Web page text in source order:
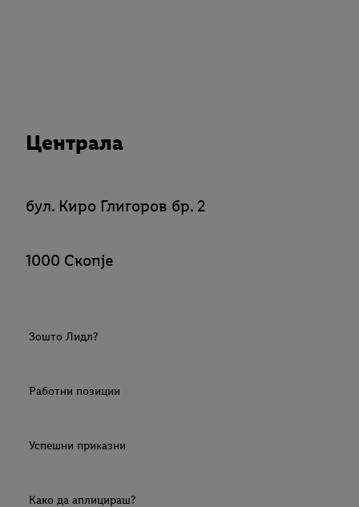
Централа
бул. Киро Глигоров бр. 2
1000 Скопје
Зошто Лидл?
Работни позиции
Успешни приказни
Како да аплицираш?